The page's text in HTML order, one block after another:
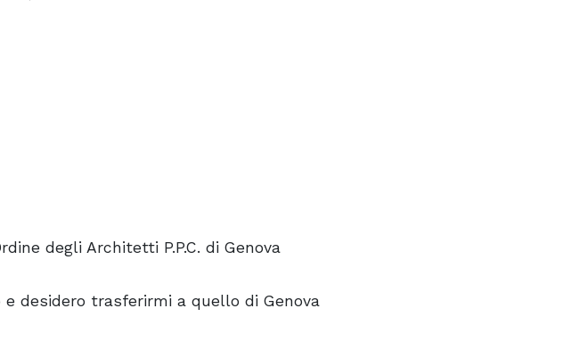
degli Architetti P.P.C. di Genova
desidero trasferirmi a quello di Genova